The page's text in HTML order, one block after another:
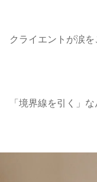
クライエントが涙を
「境界線を引く」